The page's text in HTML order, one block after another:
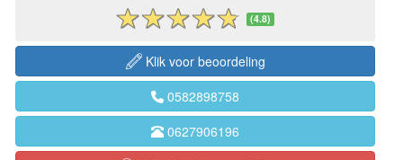
(4.8)
Klik voor beoordeling
0582898758
0627906196